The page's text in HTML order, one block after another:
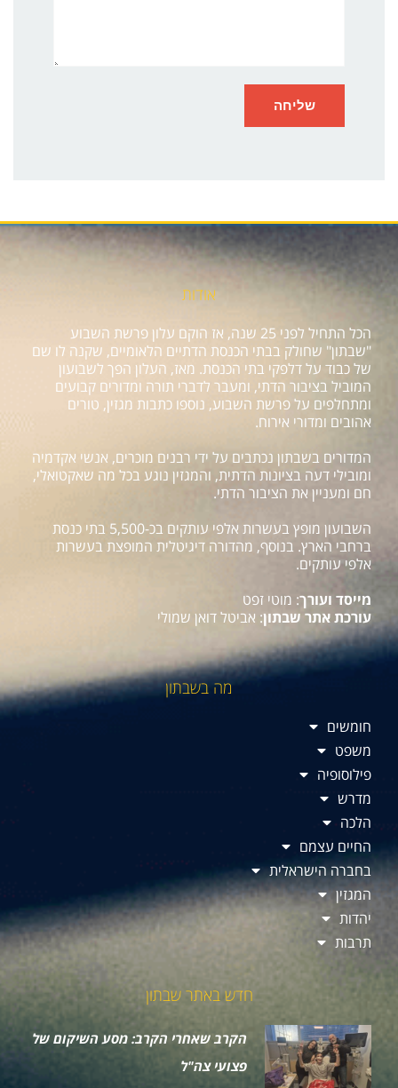
אודות
הכל התחיל לפני 25 שנה, אז הוקם עלון פרשת השבוע
"שבתון" שחולק בבתי הכנסת הדתיים הלאומיים, שקנה לו שם
של כבוד על דלפקי בתי הכנסת. מאז, העלון הפך לשבועון
המוביל בציבור הדתי, ומעבר לדברי תורה ומדורים קבועים
ומתחלפים על פרשת השבוע, נוספו כתבות מגזין, טורים
אהובים ומדורי אירוח.
המדורים בשבתון נכתבים על ידי רבנים מוכרים, אנשי אקדמיה
ומובילי דעה בציונות הדתית, והמגזין נוגע בכל מה שאקטואלי,
חם ומעניין את הציבור הדתי.
השבועון מופץ בעשרות אלפי עותקים בכ-5,500 בתי כנסת
ברחבי הארץ. בנוסף, מהדורה דיגיטלית המופצת בעשרות
אלפי עותקים.
מייסד ועורך: מוטי זפט
עורכת אתר שבתון: אביטל דואן שמולי
מה בשבתון
חומשים
משפט
פילוסופיה
מדרש
הלכה
החיים עצמם
בחברה הישראלית
המגזין
יהדות
תרבות
חדש באתר שבתון
הקרב שאחרי הקרב: מסע השיקום של
פצועי צה"ל